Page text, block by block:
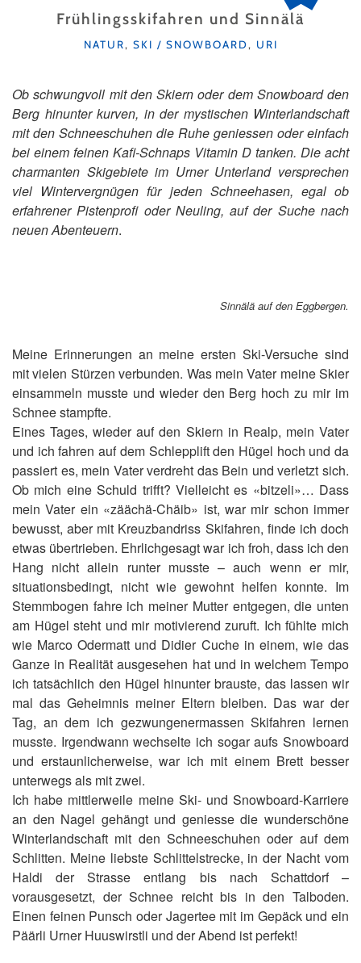
Frühlingsskifahren und Sinnälä
KATEGORIEN
NATUR, SKI / SNOWBOARD, URI
Ob schwungvoll mit den Skiern oder dem Snowboard den
Berg hinunter kurven, in der mystischen Winterlandschaft
mit den Schneeschuhen die Ruhe geniessen oder einfach
bei einem feinen Kafi-Schnaps Vitamin D tanken. Die acht
charmanten Skigebiete im Urner Unterland versprechen
viel Wintervergnügen für jeden Schneehasen, egal ob
erfahrener Pistenprofi oder Neuling, auf der Suche nach
neuen Abenteuern.
Sinnälä auf den Eggbergen.
Meine Erinnerungen an meine ersten Ski-Versuche sind
mit vielen Stürzen verbunden. Was mein Vater meine Skier
einsammeln musste und wieder den Berg hoch zu mir im
Schnee stampfte.
Eines Tages, wieder auf den Skiern in Realp, mein Vater
und ich fahren auf dem Schlepplift den Hügel hoch und da
passiert es, mein Vater verdreht das Bein und verletzt sich.
Ob mich eine Schuld trifft? Vielleicht es «bitzeli»… Dass
mein Vater ein «zäächä-Chäib» ist, war mir schon immer
bewusst, aber mit Kreuzbandriss Skifahren, finde ich doch
etwas übertrieben. Ehrlichgesagt war ich froh, dass ich den
Hang nicht allein runter musste – auch wenn er mir,
situationsbedingt, nicht wie gewohnt helfen konnte. Im
Stemmbogen fahre ich meiner Mutter entgegen, die unten
am Hügel steht und mir motivierend zuruft. Ich fühlte mich
wie Marco Odermatt und Didier Cuche in einem, wie das
Ganze in Realität ausgesehen hat und in welchem Tempo
ich tatsächlich den Hügel hinunter brauste, das lassen wir
mal das Geheimnis meiner Eltern bleiben. Das war der
Tag, an dem ich gezwungenermassen Skifahren lernen
musste. Irgendwann wechselte ich sogar aufs Snowboard
und erstaunlicherweise, war ich mit einem Brett besser
unterwegs als mit zwei.
Ich habe mittlerweile meine Ski- und Snowboard-Karriere
an den Nagel gehängt und geniesse die wunderschöne
Winterlandschaft mit den Schneeschuhen oder auf dem
Schlitten. Meine liebste Schlittelstrecke, in der Nacht vom
Haldi der Strasse entlang bis nach Schattdorf –
vorausgesetzt, der Schnee reicht bis in den Talboden.
Einen feinen Punsch oder Jagertee mit im Gepäck und ein
Päärli Urner Huuswirstli und der Abend ist perfekt!